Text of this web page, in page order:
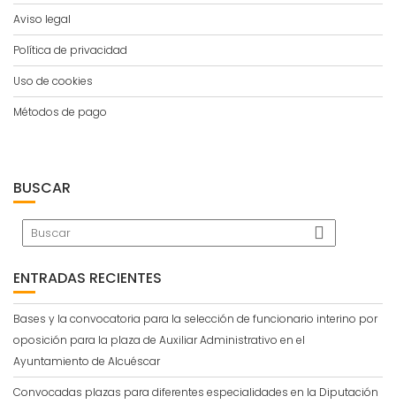
Aviso legal
Política de privacidad
Uso de cookies
Métodos de pago
BUSCAR
ENTRADAS RECIENTES
Bases y la convocatoria para la selección de funcionario interino por
oposición para la plaza de Auxiliar Administrativo en el
Ayuntamiento de Alcuéscar
Convocadas plazas para diferentes especialidades en la Diputación